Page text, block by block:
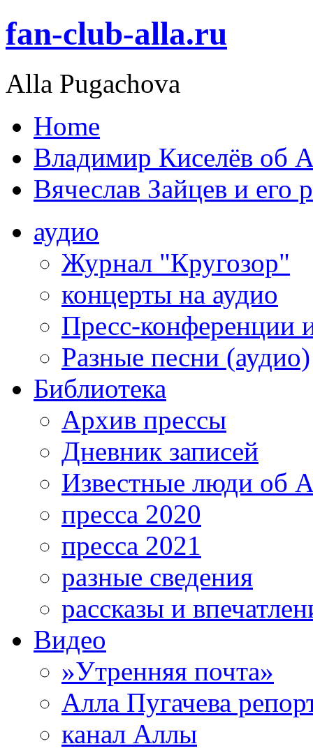
fan-club-alla.ru
Alla Pugachova
Home
Владимир Киселёв об
Вячеслав Зайцев и его
аудио
Журнал "Кругозор"
концерты на аудио
Пресс-конференции
Разные песни (аудио)
Библиотека
Архив прессы
Дневник записей
Известные люди об
пресса 2020
пресса 2021
разные сведения
рассказы и
Видео
»Утренняя почта»
Алла Пугачева
канал Аллы